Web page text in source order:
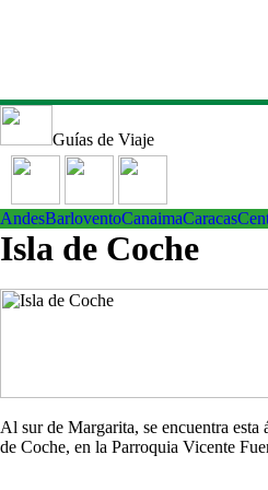
Guías de Viaje
AndesBarloventoCanaimaCaracas
Isla de Coche
Al sur de Margarita, se encuentra
de Coche, en la Parroquia Vicente